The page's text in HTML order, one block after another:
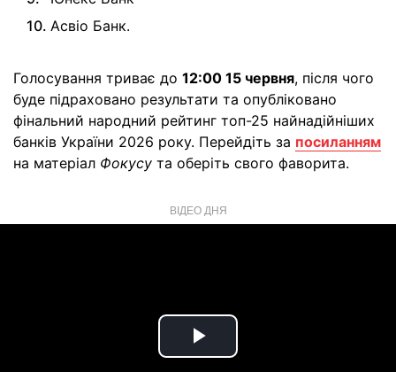
Асвіо Банк.
Голосування триває до 12:00 15 червня, після чого
буде підраховано результати та опубліковано
фінальний народний рейтинг топ-25 найнадійніших
банків України 2026 року. Перейдіть за посиланням
на матеріал Фокусу та оберіть свого фаворита.
ВІДЕО ДНЯ
Play